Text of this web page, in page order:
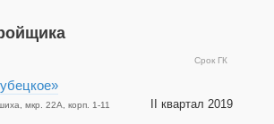
Срок ГК
мкр. 22А, корп. 1-11
II квартал 2019